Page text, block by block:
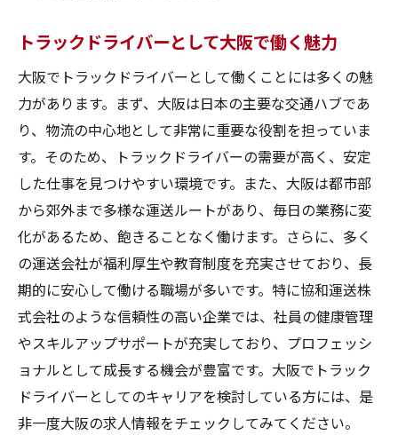
イバー求人をチェック
公式サイトで求人情報を見つける方法
協和運送株式会社のトラックドライバー募
集の詳細
公式サイトでの応募手順とそのポイント
協和運送株式会社の魅力と働くメリット
公式サイトチェックのタイミングとコツ
自分にぴったりの大阪トラックドライバー求人
を見つけるための最終ガイド
求人選びの最終チェックポイント
自分に合った求人を選ぶための基準
大阪のトラックドライバー求人応募時の注
意点
トラックドライバーとして大阪で働く魅力
大阪でトラックドライバーとして働くことには多くの魅
力があります。まず、大阪は日本の主要な交通ハブであ
り、物流の中心地として非常に重要な役割を担っていま
す。そのため、トラックドライバーの需要が高く、安定
した仕事を見つけやすい環境です。また、大阪は都市部
から郊外まで多様な運送ルートがあり、毎日の業務に変
化があるため、飽きることなく働けます。さらに、多く
の運送会社が福利厚生や教育制度を充実させており、長
期的に安心して働ける職場が多いです。特に協和運送株
式会社のような信頼性の高い企業では、社員の健康管理
やスキルアップサポートが充実しており、プロフェッシ
ョナルとして成長する機会が豊富です。大阪でトラック
ドライバーとしてのキャリアを検討している方には、是
非一度大阪の求人情報をチェックしてみてください。